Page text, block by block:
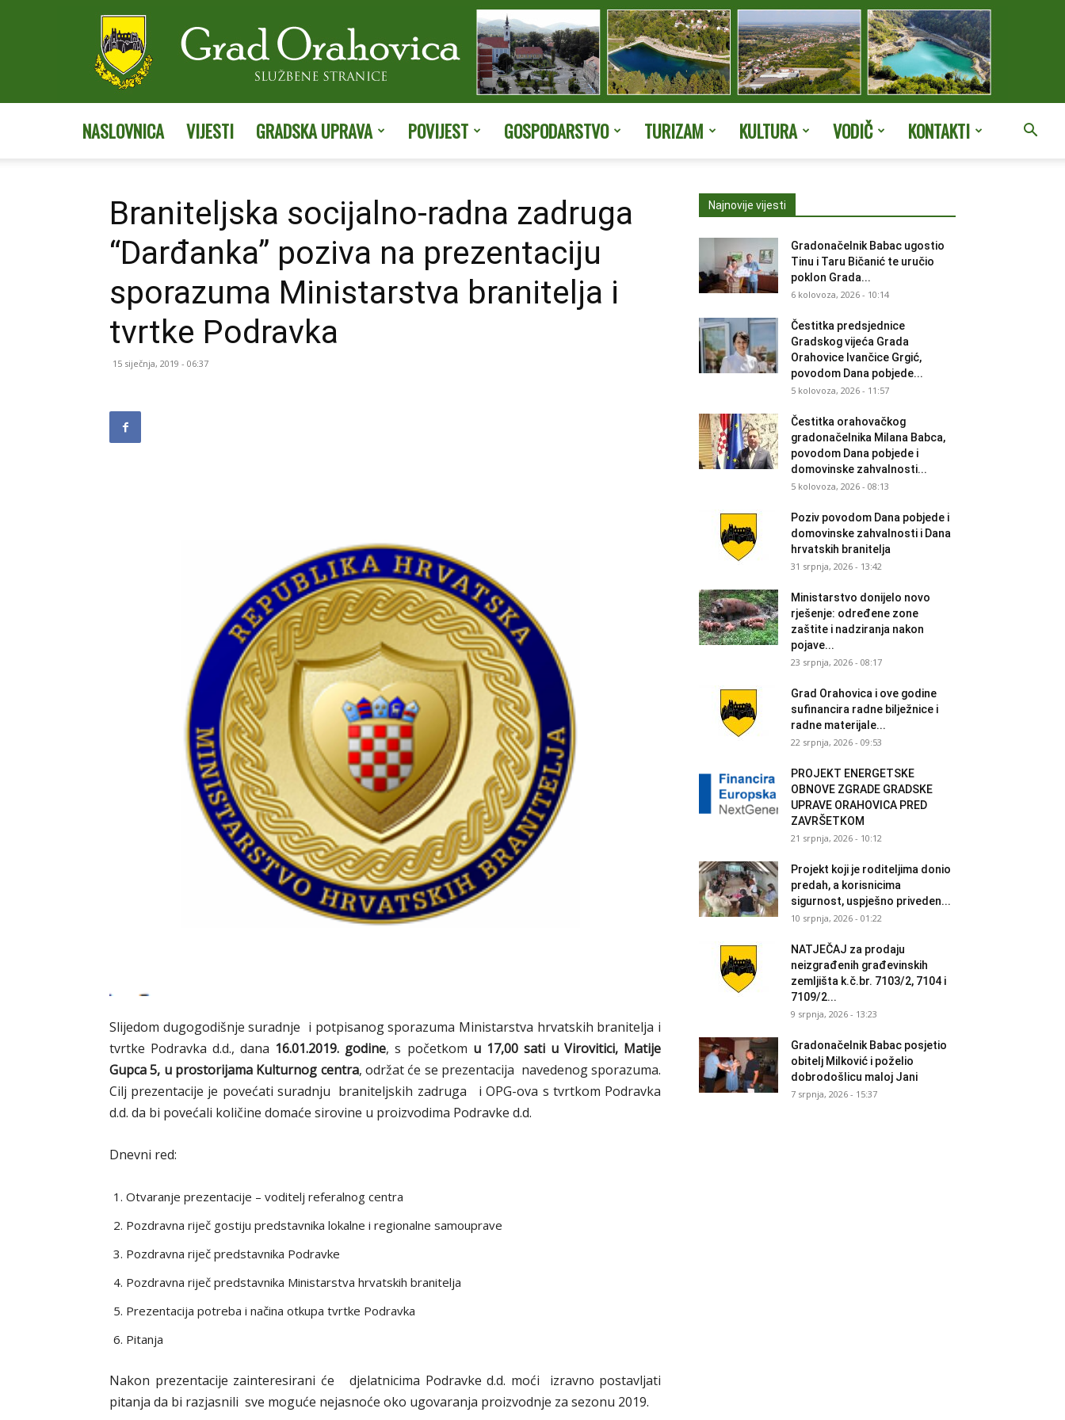
stranice
NASLOVNICA VIJESTI GRADSKA UPRAVA POVIJEST GOSPODARSTVO TURIZAM KULTURA VODIČ KONTAKTI
Braniteljska socijalno-radna zadruga
“Darđanka” poziva na prezentaciju
sporazuma Ministarstva branitelja i
tvrtke Podravka
15 siječnja, 2019 - 06:37
Slijedom dugogodišnje suradnje i potpisanog sporazuma Ministarstva hrvatskih branitelja i
tvrtke Podravka d.d., dana 16.01.2019. godine, s početkom u 17,00 sati u Virovitici, Matije
Gupca 5, u prostorijama Kulturnog centra, održat će se prezentacija navedenog sporazuma.
Cilj prezentacije je povećati suradnju braniteljskih zadruga i OPG-ova s tvrtkom Podravka
d.d. da bi povećali količine domaće sirovine u proizvodima Podravke d.d.
Dnevni red:
Otvaranje prezentacije – voditelj referalnog centra
Pozdravna riječ gostiju predstavnika lokalne i regionalne samouprave
Pozdravna riječ predstavnika Podravke
Pozdravna riječ predstavnika Ministarstva hrvatskih branitelja
Prezentacija potreba i načina otkupa tvrtke Podravka
Pitanja
Nakon prezentacije zainteresirani će djelatnicima Podravke d.d. moći izravno postavljati
pitanja da bi razjasnili sve moguće nejasnoće oko ugovaranja proizvodnje za sezonu 2019.
Najnovije vijesti
Gradonačelnik Babac ugostio
Tinu i Taru Bičanić te uručio
poklon Grada...
6 kolovoza, 2026 - 10:14
Čestitka predsjednice
Gradskog vijeća Grada
Orahovice Ivančice Grgić,
povodom Dana pobjede...
5 kolovoza, 2026 - 11:57
Čestitka orahovačkog
gradonačelnika Milana Babca,
povodom Dana pobjede i
domovinske zahvalnosti...
5 kolovoza, 2026 - 08:13
Poziv povodom Dana pobjede i
domovinske zahvalnosti i Dana
hrvatskih branitelja
31 srpnja, 2026 - 13:42
Ministarstvo donijelo novo
rješenje: određene zone
zaštite i nadziranja nakon
pojave...
23 srpnja, 2026 - 08:17
Grad Orahovica i ove godine
sufinancira radne bilježnice i
radne materijale...
22 srpnja, 2026 - 09:53
PROJEKT ENERGETSKE
OBNOVE ZGRADE GRADSKE
UPRAVE ORAHOVICA PRED
ZAVRŠETKOM
21 srpnja, 2026 - 10:12
Projekt koji je roditeljima donio
predah, a korisnicima
sigurnost, uspješno priveden...
10 srpnja, 2026 - 01:22
NATJEČAJ za prodaju
neizgrađenih građevinskih
zemljišta k.č.br. 7103/2, 7104 i
7109/2...
9 srpnja, 2026 - 13:23
Gradonačelnik Babac posjetio
obitelj Milković i poželio
dobrodošlicu maloj Jani
7 srpnja, 2026 - 15:37